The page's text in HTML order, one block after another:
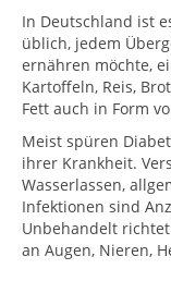
In Deutschland ist
üblich, jedem
ernähren möchte,
Kartoffeln, Reis,
Fett auch in Form
Meist spüren
ihrer Krankheit.
Wasserlassen,
Infektionen sind
Unbehandelt
an Augen, Nieren,